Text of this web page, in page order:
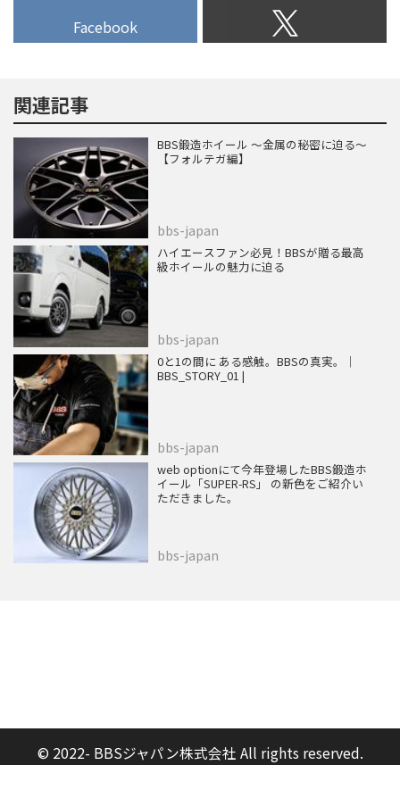
Facebook
関連記事
BBS鍛造ホイール 〜金属の秘密に迫る〜
【フォルテガ編】
bbs-japan
ハイエースファン必見！BBSが贈る最高
級ホイールの魅力に迫る
bbs-japan
0と1の間に ある感触。BBSの真実。｜
BBS_STORY_01 |
bbs-japan
web optionにて今年登場したBBS鍛造ホ
イール「SUPER-RS」 の新色をご紹介い
ただきました。
bbs-japan
© 2022- BBSジャパン株式会社 All rights reserved.